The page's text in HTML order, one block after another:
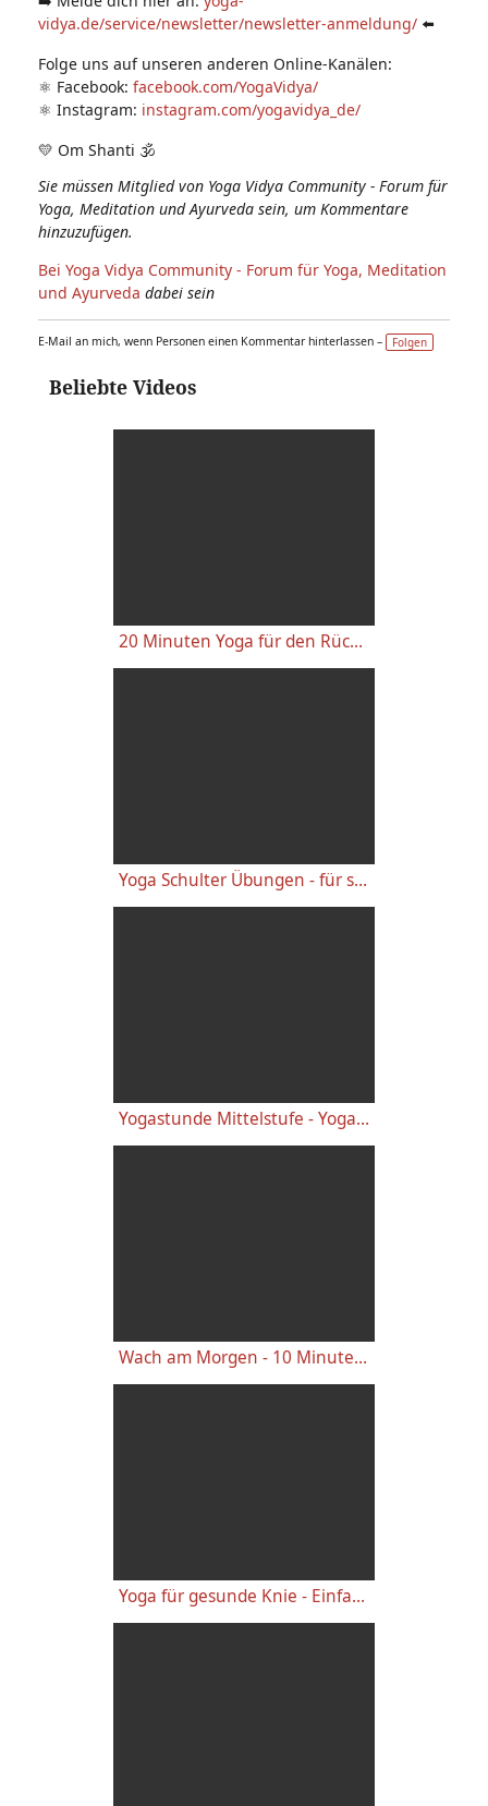
vidya.de/service/newsletter/newsletter-anmeldung/ ⬅️
Folge uns auf unseren anderen Online-Kanälen:
⚛️ Facebook: facebook.com/YogaVidya/
⚛️ Instagram: instagram.com/yogavidya_de/
💛 Om Shanti 🕉
Sie müssen Mitglied von Yoga Vidya Community - Forum für
Yoga, Meditation und Ayurveda sein, um Kommentare
hinzuzufügen.
Bei Yoga Vidya Community - Forum für Yoga, Meditation
und Ayurveda dabei sein
E-Mail an mich, wenn Personen einen Kommentar hinterlassen – Folgen
Beliebte Videos
20 Minuten Yoga für den Rücken - Anfänger-Level
Yoga Schulter Übungen - für starke gesunde Schultern, gegen Schulterschmerzen
Yogastunde Mittelstufe - Yoga Vidya Grundreihe
Wach am Morgen - 10 Minuten Yogastunde für Energie
Yoga für gesunde Knie - Einfache wirkungsvolle Gelenkübungen